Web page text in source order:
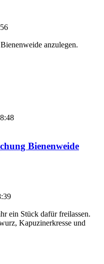
anzulegen.
Bienenweide
ein Stück dafür freilassen.
Kapuzinerkresse und